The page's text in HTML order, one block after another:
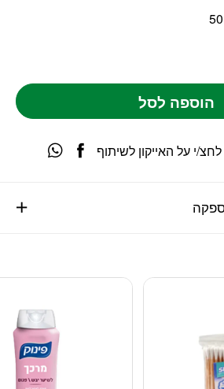
הוספה לסל
י על האייקון לשיתוף